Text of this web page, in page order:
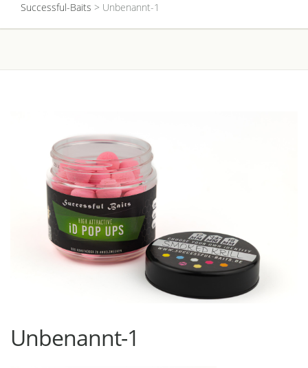
Successful-Baits > Unbenannt-1
Unbenannt-1